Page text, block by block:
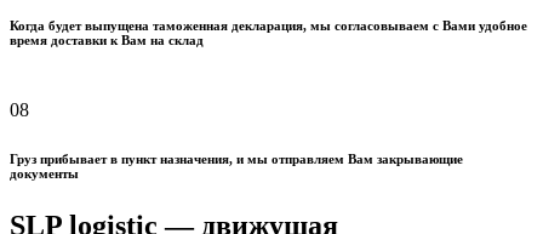
Когда будет выпущена таможенная декларация, мы согласовываем с Вами удобное
время доставки к Вам на склад
08
Груз прибывает в пункт назначения, и мы отправляем Вам закрывающие
документы
SLP logistic — движущая